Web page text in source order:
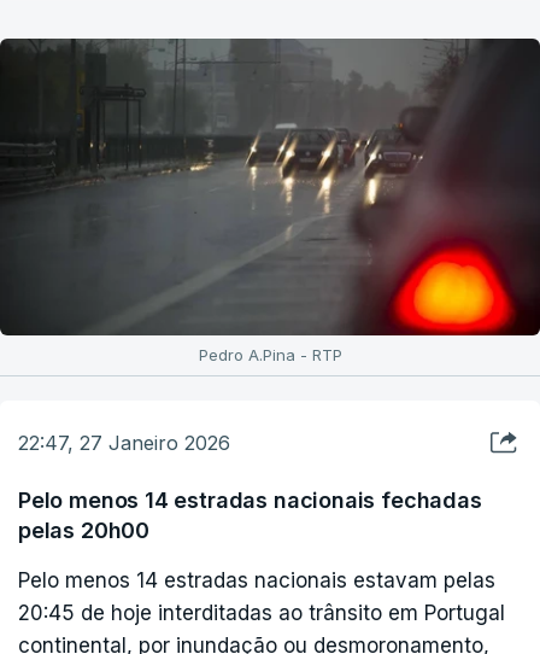
Pedro A.Pina - RTP
22:47, 27 Janeiro 2026
Pelo menos 14 estradas nacionais fechadas
pelas 20h00
Pelo menos 14 estradas nacionais estavam pelas
20:45 de hoje interditadas ao trânsito em Portugal
continental, por inundação ou desmoronamento,